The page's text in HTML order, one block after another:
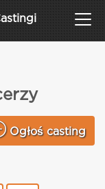
Ogłoś casting